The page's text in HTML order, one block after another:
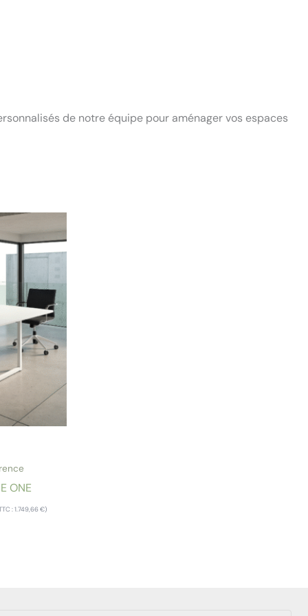
de notre équipe pour aménager vos espaces
ONE
:1.749,66€)